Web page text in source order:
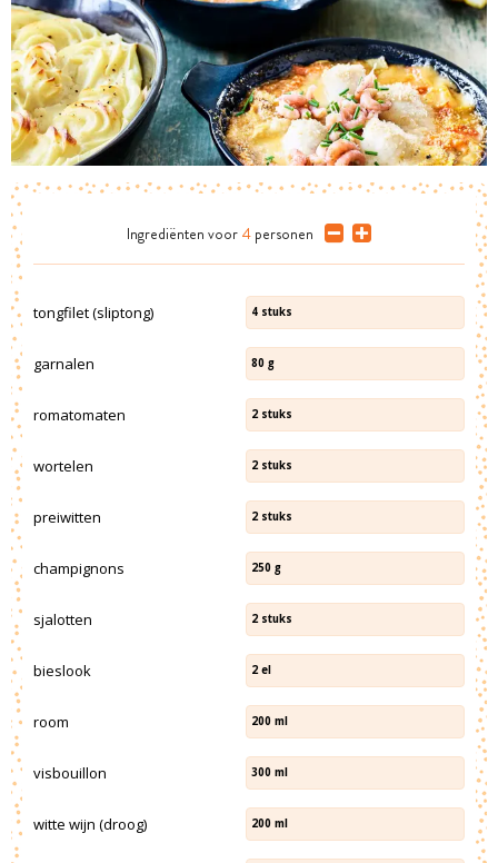
Ingrediënten voor 4 personen
tongfilet (sliptong) 4 stuks
garnalen 80 g
romatomaten 2 stuks
wortelen 2 stuks
preiwitten 2 stuks
champignons 250 g
sjalotten 2 stuks
bieslook 2 el
room 200 ml
visbouillon 300 ml
witte wijn (droog) 200 ml